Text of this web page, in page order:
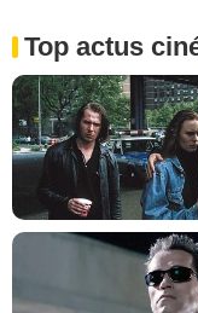
Top actus